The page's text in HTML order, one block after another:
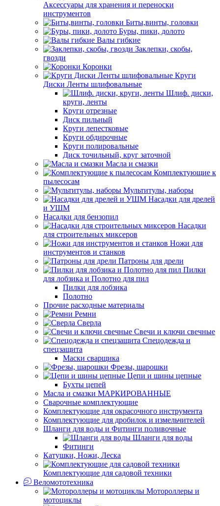
Аксессуары для хранения и переноски
инструментов
Биты,винты, головки
Буры, пики, долото
Валы гибкие
Заклепки, скобы,
гвозди
Коронки
Круги
Диски Ленты шлифовальные
Шлиф. диски,
круги, ленты
Круги отрезные
Диск пильный
Круги лепестковые
Круги обдирочные
Круги полировальные
Диск точильный, круг заточной
Масла и смазки
Комплектующие к
пылесосам
Мультитулы, наборы
Насадки для дрелей
и УШМ
Насадки для бензопил
Насадки
для строительных миксеров
Ножи для
инструментов и станков
Патроны для дрели
Пилки
для лобзика и Полотно для пил
Пилки для лобзика
Полотно
Прочие расходные материалы
Ремни
Сверла
Свечи и ключи свечные
Спецодежда и
спецзащита
Маски сварщика
Фрезы, шарошки
Цепи и шины цепные
Бухты цепей
Масла и смазки МАРКИРОВАННЫЕ
Сварочные комплектующие
Комплектующие для окрасочного инструмента
Комплектующие для дробилок и измельчителей
Шланги для воды и Фитинги поливочные
Шланги для воды
Фитинги
Катушки, Ножи, Леска
Комплектующие для садовой техники
Веломототехника
Мотороллеры и
мотоциклы